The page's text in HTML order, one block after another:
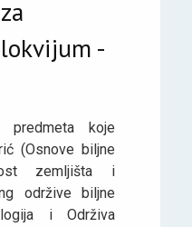
-
predmeta koje
(Osnove biljne
zemljišta i
održive biljne
i Održiva